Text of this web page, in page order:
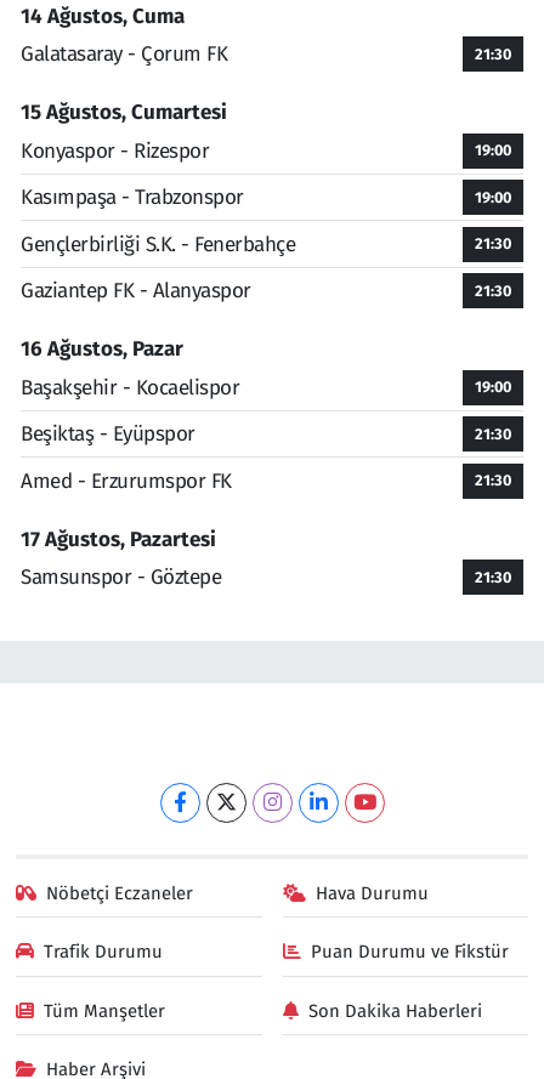
14 Ağustos, Cuma
Galatasaray - Çorum FK
21:30
15 Ağustos, Cumartesi
Konyaspor - Rizespor
19:00
Kasımpaşa - Trabzonspor 19:00
Gençlerbirliği S.K. - Fenerbahçe 21:30
Gaziantep FK - Alanyaspor 21:30
16 Ağustos, Pazar
Başakşehir - Kocaelispor
19:00
Beşiktaş - Eyüpspor 21:30
Amed - Erzurumspor FK 21:30
17 Ağustos, Pazartesi
Samsunspor - Göztepe
21:30
Nöbetçi Eczaneler Hava Durumu
Trafik Durumu Puan Durumu ve Fikstür
Tüm Manşetler Son Dakika Haberleri
Haber Arşivi